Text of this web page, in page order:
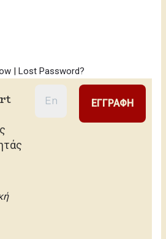
| Lost Password?